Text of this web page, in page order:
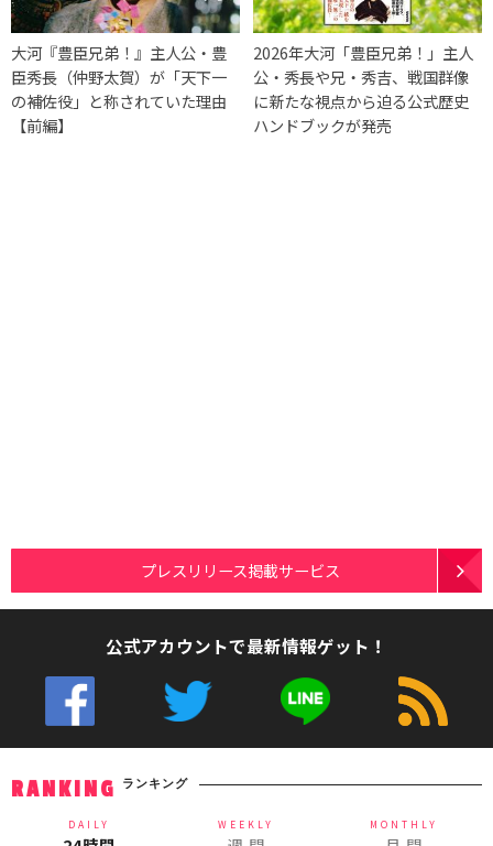
大河『豊臣兄弟！』主人公・豊
臣秀長（仲野太賀）が「天下一
の補佐役」と称されていた理由
【前編】
2026年大河「豊臣兄弟！」主人
公・秀長や兄・秀吉、戦国群像
に新たな視点から迫る公式歴史
ハンドブックが発売
プレスリリース掲載サービス
公式アカウントで最新情報ゲット！
RANKING ランキング
DAILY WEEKLY MONTHLY